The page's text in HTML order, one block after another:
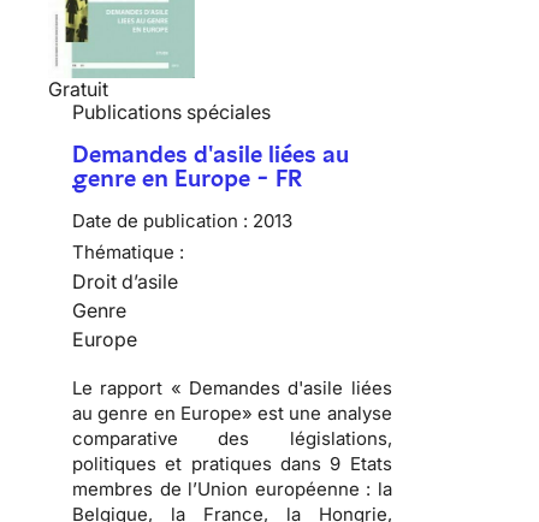
Gratuit
Publications spéciales
Demandes d'asile liées au
genre en Europe - FR
Date de publication : 2013
Thématique :
Droit d’asile
Genre
Europe
Le rapport « Demandes d'asile liées
au genre en Europe» est une analyse
comparative des législations,
politiques et pratiques dans 9 Etats
membres de l’Union européenne : la
Belgique, la France, la Hongrie,